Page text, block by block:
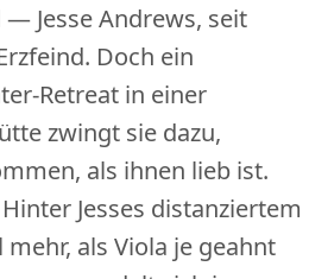
Jesse Andrews, seit
Doch ein
Retreat in einer
zwingt sie dazu,
als ihnen lieb ist.
Jesses distanziertem
als Viola je geahnt